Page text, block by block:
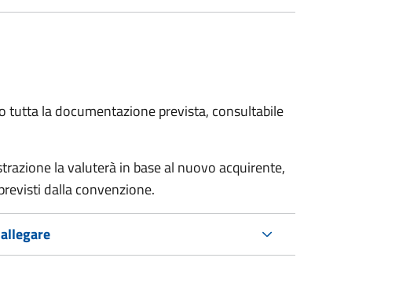
tutta la documentazione prevista, consultabile
la valuterà in base al nuovo acquirente,
dalla convenzione.